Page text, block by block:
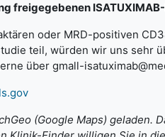
freigegebenen
oder MRD-positiven
teil, würden wir uns sehr
über gmall-
(Google Maps) geladen.